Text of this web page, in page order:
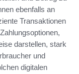
ebenfalls an
Transaktionen
darstellen, stark
und
digitalen